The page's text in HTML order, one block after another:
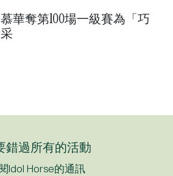
華奪第100場一級賽為「巧
錯過所有的活動
Idol Horse的通訊